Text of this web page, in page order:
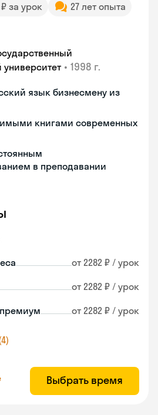
₽ за урок
27 лет опыта
университет • 1998 г.
язык бизнесмену из
книгами современных
в преподавании
от 2282 ₽ / урок
от 2282 ₽ / урок
от 2282 ₽ / урок
Выбрать время